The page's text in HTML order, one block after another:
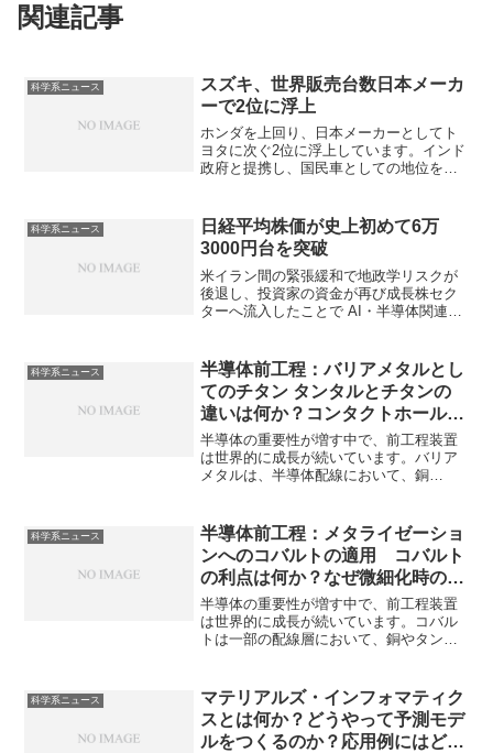
関連記事
科学系ニュース
スズキ、世界販売台数日本メーカ
ーで2位に浮上
ホンダを上回り、日本メーカーとしてト
ヨタに次ぐ2位に浮上しています。インド
政府と提携し、国民車としての地位を築
成功の理由を知ることができます。
科学系ニュース
日経平均株価が史上初めて6万
3000円台を突破
米イラン間の緊張緩和で地政学リスクが
後退し、投資家の資金が再び成長株セク
ターへ流入したことで AI・半導体関連株
ることができます。
科学系ニュース
半導体前工程：バリアメタルとし
てのチタン タンタルとチタンの
違いは何か？コンタクトホールと
は何か？
半導体の重要性が増す中で、前工程装置
は世界的に成長が続いています。バリア
メタルは、半導体配線において、銅
現在ではタンタルが主に利用されていま
すが、一部ではチタンも使用されていま
す。バリアメタルの必要性やチタンとタ
ンタルの使い分けを知ることができま
す。
科学系ニュース
半導体前工程：メタライゼーショ
ンへのコバルトの適用 コバルト
の利点は何か？なぜ微細化時の抵
抗増加が少ないのか？
半導体の重要性が増す中で、前工程装置
は世界的に成長が続いています。コバル
トは一部の配線層において、銅やタング
す。メタライゼーションの材料としてコ
バルトの優れる点やその理由を知ること
ができます。
科学系ニュース
マテリアルズ・インフォマティク
スとは何か？どうやって予測モデ
ルをつくるのか？応用例にはどん